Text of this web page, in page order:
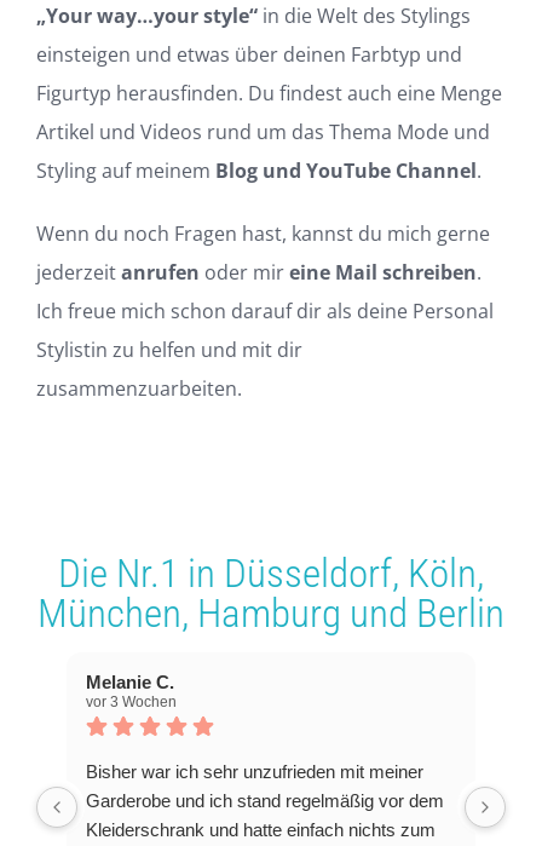
„Your way…your style“ in die Welt des Stylings
einsteigen und etwas über deinen Farbtyp und
Figurtyp herausfinden. Du findest auch eine Menge
Artikel und Videos rund um das Thema Mode und
Styling auf meinem Blogund YouTube Channel.
Wenn du noch Fragen hast, kannst du mich gerne
jederzeitanrufen oder mireine Mail schreiben.
Ich freue mich schon darauf dir als deine Personal
Stylistin zu helfen und mit dir
zusammenzuarbeiten.
Die Nr.1 in Düsseldorf, Köln,
München, Hamburg und Berlin
Melanie C.
vor 3 Wochen
Bisher war ich sehr unzufrieden mit meiner
Garderobe und ich stand regelmäßig vor dem
Kleiderschrank und hatte einfach nichts zum